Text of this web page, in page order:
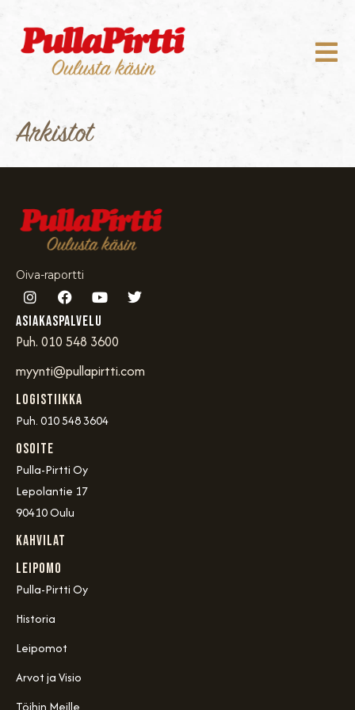
Arkistot
Oiva-raportti
Asiakaspalvelu
Puh. 010 548 3600
myynti@pullapirtti.com
Logistiikka
Puh. 010 548 3604
OSOITE
Pulla-Pirtti Oy
Lepolantie 17
90410 Oulu
Kahvilat
Leipomo
Pulla-Pirtti Oy
Historia
Leipomot
Arvot ja Visio